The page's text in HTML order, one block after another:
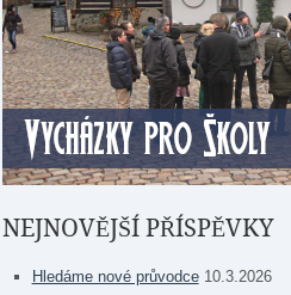
NEJNOVĚJŠÍ PŘÍSPĚVKY
Hledáme nové průvodce 10.3.2026